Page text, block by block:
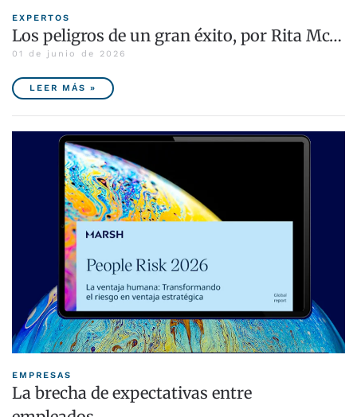
EXPERTOS
Los peligros de un gran éxito, por Rita Mc…
01 de junio de 2026
LEER MÁS »
EMPRESAS
La brecha de expectativas entre